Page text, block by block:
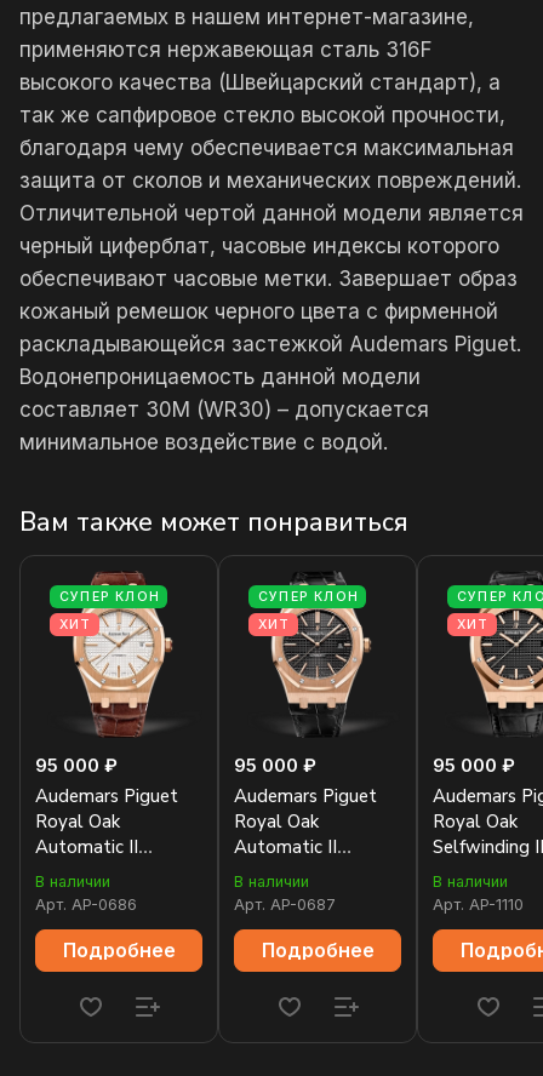
предлагаемых в нашем интернет-магазине,
применяются нержавеющая сталь 316F
высокого качества (Швейцарский стандарт), а
так же сапфировое стекло высокой прочности,
благодаря чему обеспечивается максимальная
защита от сколов и механических повреждений.
Отличительной чертой данной модели является
черный циферблат, часовые индексы которого
обеспечивают часовые метки. Завершает образ
кожаный ремешок черного цвета с фирменной
раскладывающейся застежкой Audemars Piguet.
Водонепроницаемость данной модели
составляет 30М (WR30) – допускается
минимальное воздействие с водой.
Вам также может понравиться
СУПЕР КЛОН
ХИТ
95 000 ₽
Audemars Piguet
Royal Oak
Automatic II
15400OR.OO.D088CR.01
В наличии
Арт. AP-0686
Подробнее
СУПЕР КЛОН
ХИТ
95 000 ₽
Audemars Piguet
Royal Oak
Automatic II
15400OR.OO.D002CR.01
В наличии
Арт. AP-0687
Подробнее
СУПЕР
ХИТ
95 000 ₽
Audemars
Royal Oak
Selfwinding II
В наличии
Арт. AP-1110